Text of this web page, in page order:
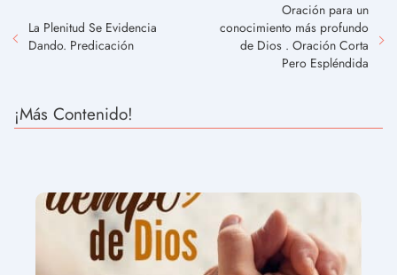
La Plenitud Se Evidencia
Dando. Predicación
Oración para un
conocimiento más profundo
de Dios . Oración Corta
Pero Espléndida
¡Más Contenido!